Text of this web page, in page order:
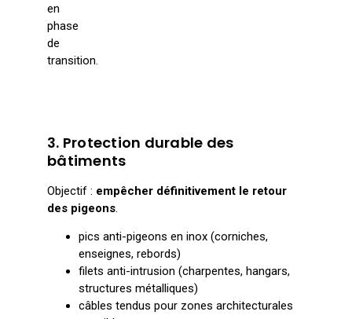
en
phase
de
transition.
3. Protection durable des
bâtiments
Objectif : empêcher définitivement le retour
des pigeons.
pics anti-pigeons en inox (corniches,
enseignes, rebords)
filets anti-intrusion (charpentes, hangars,
structures métalliques)
câbles tendus pour zones architecturales